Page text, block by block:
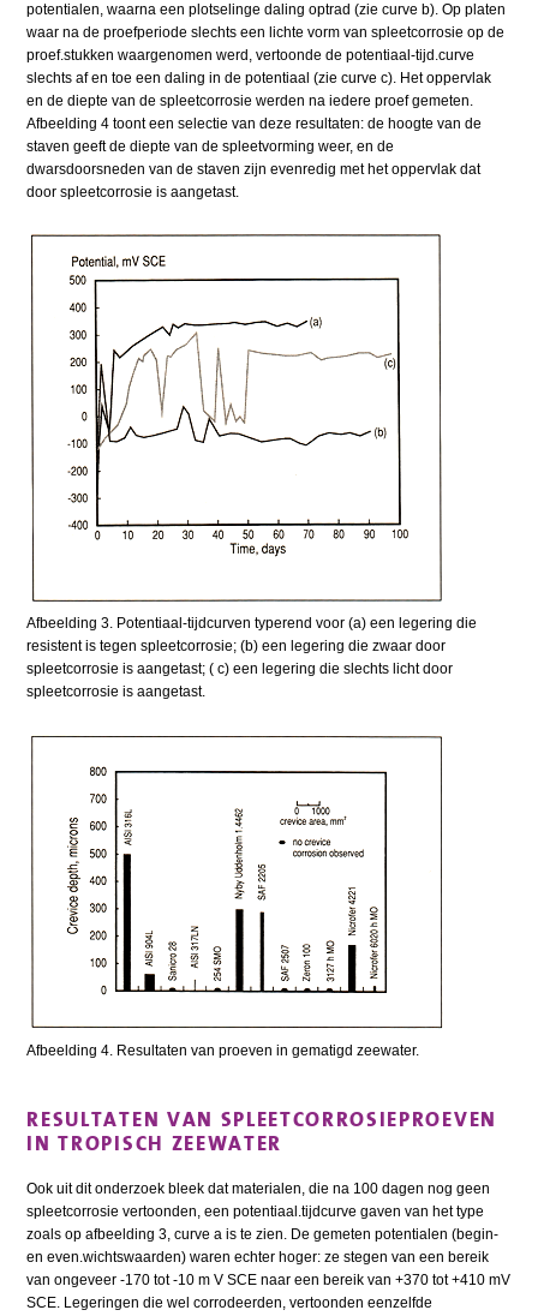
potentialen, waarna een plotselinge daling optrad (zie curve b). Op platen
waar na de proefperiode slechts een lichte vorm van spleetcorrosie op de
proef.stukken waargenomen werd, vertoonde de potentiaal-tijd.curve
slechts af en toe een daling in de potentiaal (zie curve c). Het oppervlak
en de diepte van de spleetcorrosie werden na iedere proef gemeten.
Afbeelding 4 toont een selectie van deze resultaten: de hoogte van de
staven geeft de diepte van de spleetvorming weer, en de
dwarsdoorsneden van de staven zijn evenredig met het oppervlak dat
door spleetcorrosie is aangetast.
Afbeelding 3. Potentiaal-tijdcurven typerend voor (a) een legering die
resistent is tegen spleetcorrosie; (b) een legering die zwaar door
spleetcorrosie is aangetast; ( c) een legering die slechts licht door
spleetcorrosie is aangetast.
Afbeelding 4. Resultaten van proeven in gematigd zeewater.
RESULTATEN VAN SPLEETCORROSIEPROEVEN
IN TROPISCH ZEEWATER
Ook uit dit onderzoek bleek dat materialen, die na 100 dagen nog geen
spleetcorrosie vertoonden, een potentiaal.tijdcurve gaven van het type
zoals op afbeelding 3, curve a is te zien. De gemeten potentialen (begin-
en even.wichtswaarden) waren echter hoger: ze stegen van een bereik
van ongeveer -170 tot -10 m V SCE naar een bereik van +370 tot +410 mV
SCE. Legeringen die wel corrodeerden, vertoonden eenzelfde